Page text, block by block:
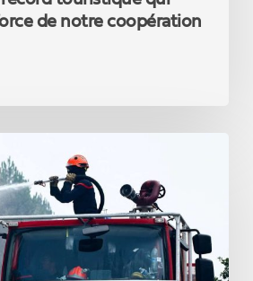
de notre coopération